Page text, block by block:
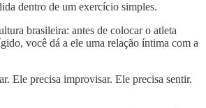
dentro de um exercício simples.
brasileira: antes de colocar o atleta
você dá a ele uma relação íntima com a
Ele precisa improvisar. Ele precisa sentir.